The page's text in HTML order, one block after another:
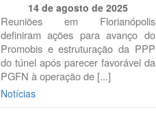
14 de agosto de 2025
Reuniões em Florianópolis
definiram ações para avanço do
Promobis e estruturação da PPP
do túnel após parecer favorável da
PGFN à operação de [...]
Notícias